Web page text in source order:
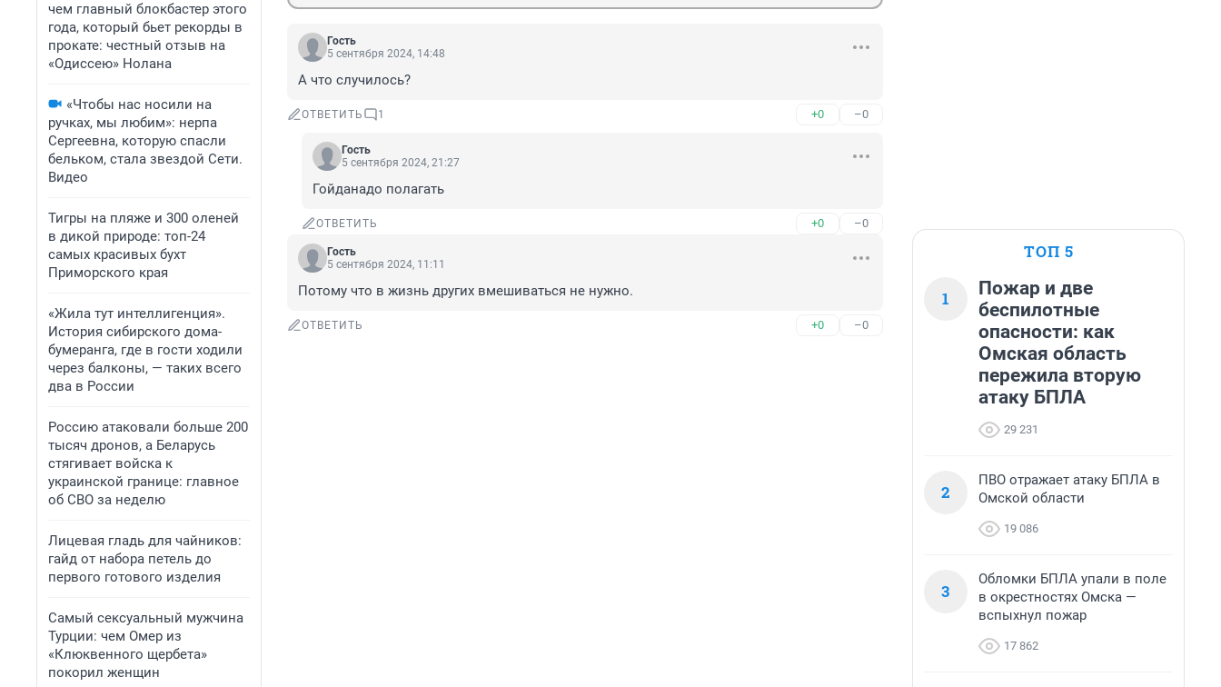
чем главный блокбастер этого
года, который бьет рекорды в
прокате: честный отзыв на
«Одиссею» Нолана
«Чтобы нас носили на
ручках, мы любим»: нерпа
Сергеевна, которую спасли
бельком, стала звездой Сети.
Видео
Тигры на пляже и 300 оленей
в дикой природе: топ-24
самых красивых бухт
Приморского края
«Жила тут интеллигенция».
История сибирского дома-
бумеранга, где в гости ходили
через балконы, — таких всего
два в России
Россию атаковали больше 200
тысяч дронов, а Беларусь
стягивает войска к
украинской границе: главное
об СВО за неделю
Лицевая гладь для чайников:
гайд от набора петель до
первого готового изделия
Самый сексуальный мужчина
Турции: чем Омер из
«Клюквенного щербета»
покорил женщин
Гость
5 сентября 2024, 14:48
А что случилось?
ОТВЕТИТЬ 1 +0 –0
Гость
5 сентября 2024, 21:27
Гойданадо полагать
ОТВЕТИТЬ +0 –0
Гость
5 сентября 2024, 11:11
Потому что в жизнь других вмешиваться не нужно.
ОТВЕТИТЬ +0 –0
ТОП 5
1
Пожар и две
беспилотные
опасности: как
Омская область
пережила вторую
атаку БПЛА
29 231
2
ПВО отражает атаку БПЛА в
Омской области
19 086
3
Обломки БПЛА упали в поле
в окрестностях Омска —
вспыхнул пожар
17 862